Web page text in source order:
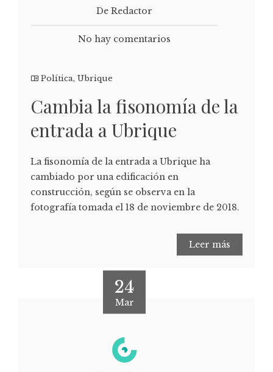
De Redactor
No hay comentarios
Política, Ubrique
Cambia la fisonomía de la
entrada a Ubrique
La fisonomía de la entrada a Ubrique ha
cambiado por una edificación en
construcción, según se observa en la
fotografía tomada el 18 de noviembre de 2018.
Leer más
24
Mar